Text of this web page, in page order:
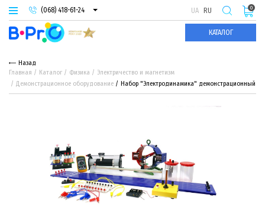
(068) 418-61-24
(093) 974-66-94
(095) 987-29-55
UA RU
КАТАЛОГ
0
Назад
Главная
Каталог Физика
Электричество и магнетизм
Демонстрационное оборудование
Набор "Электродинамика" демонстрационный